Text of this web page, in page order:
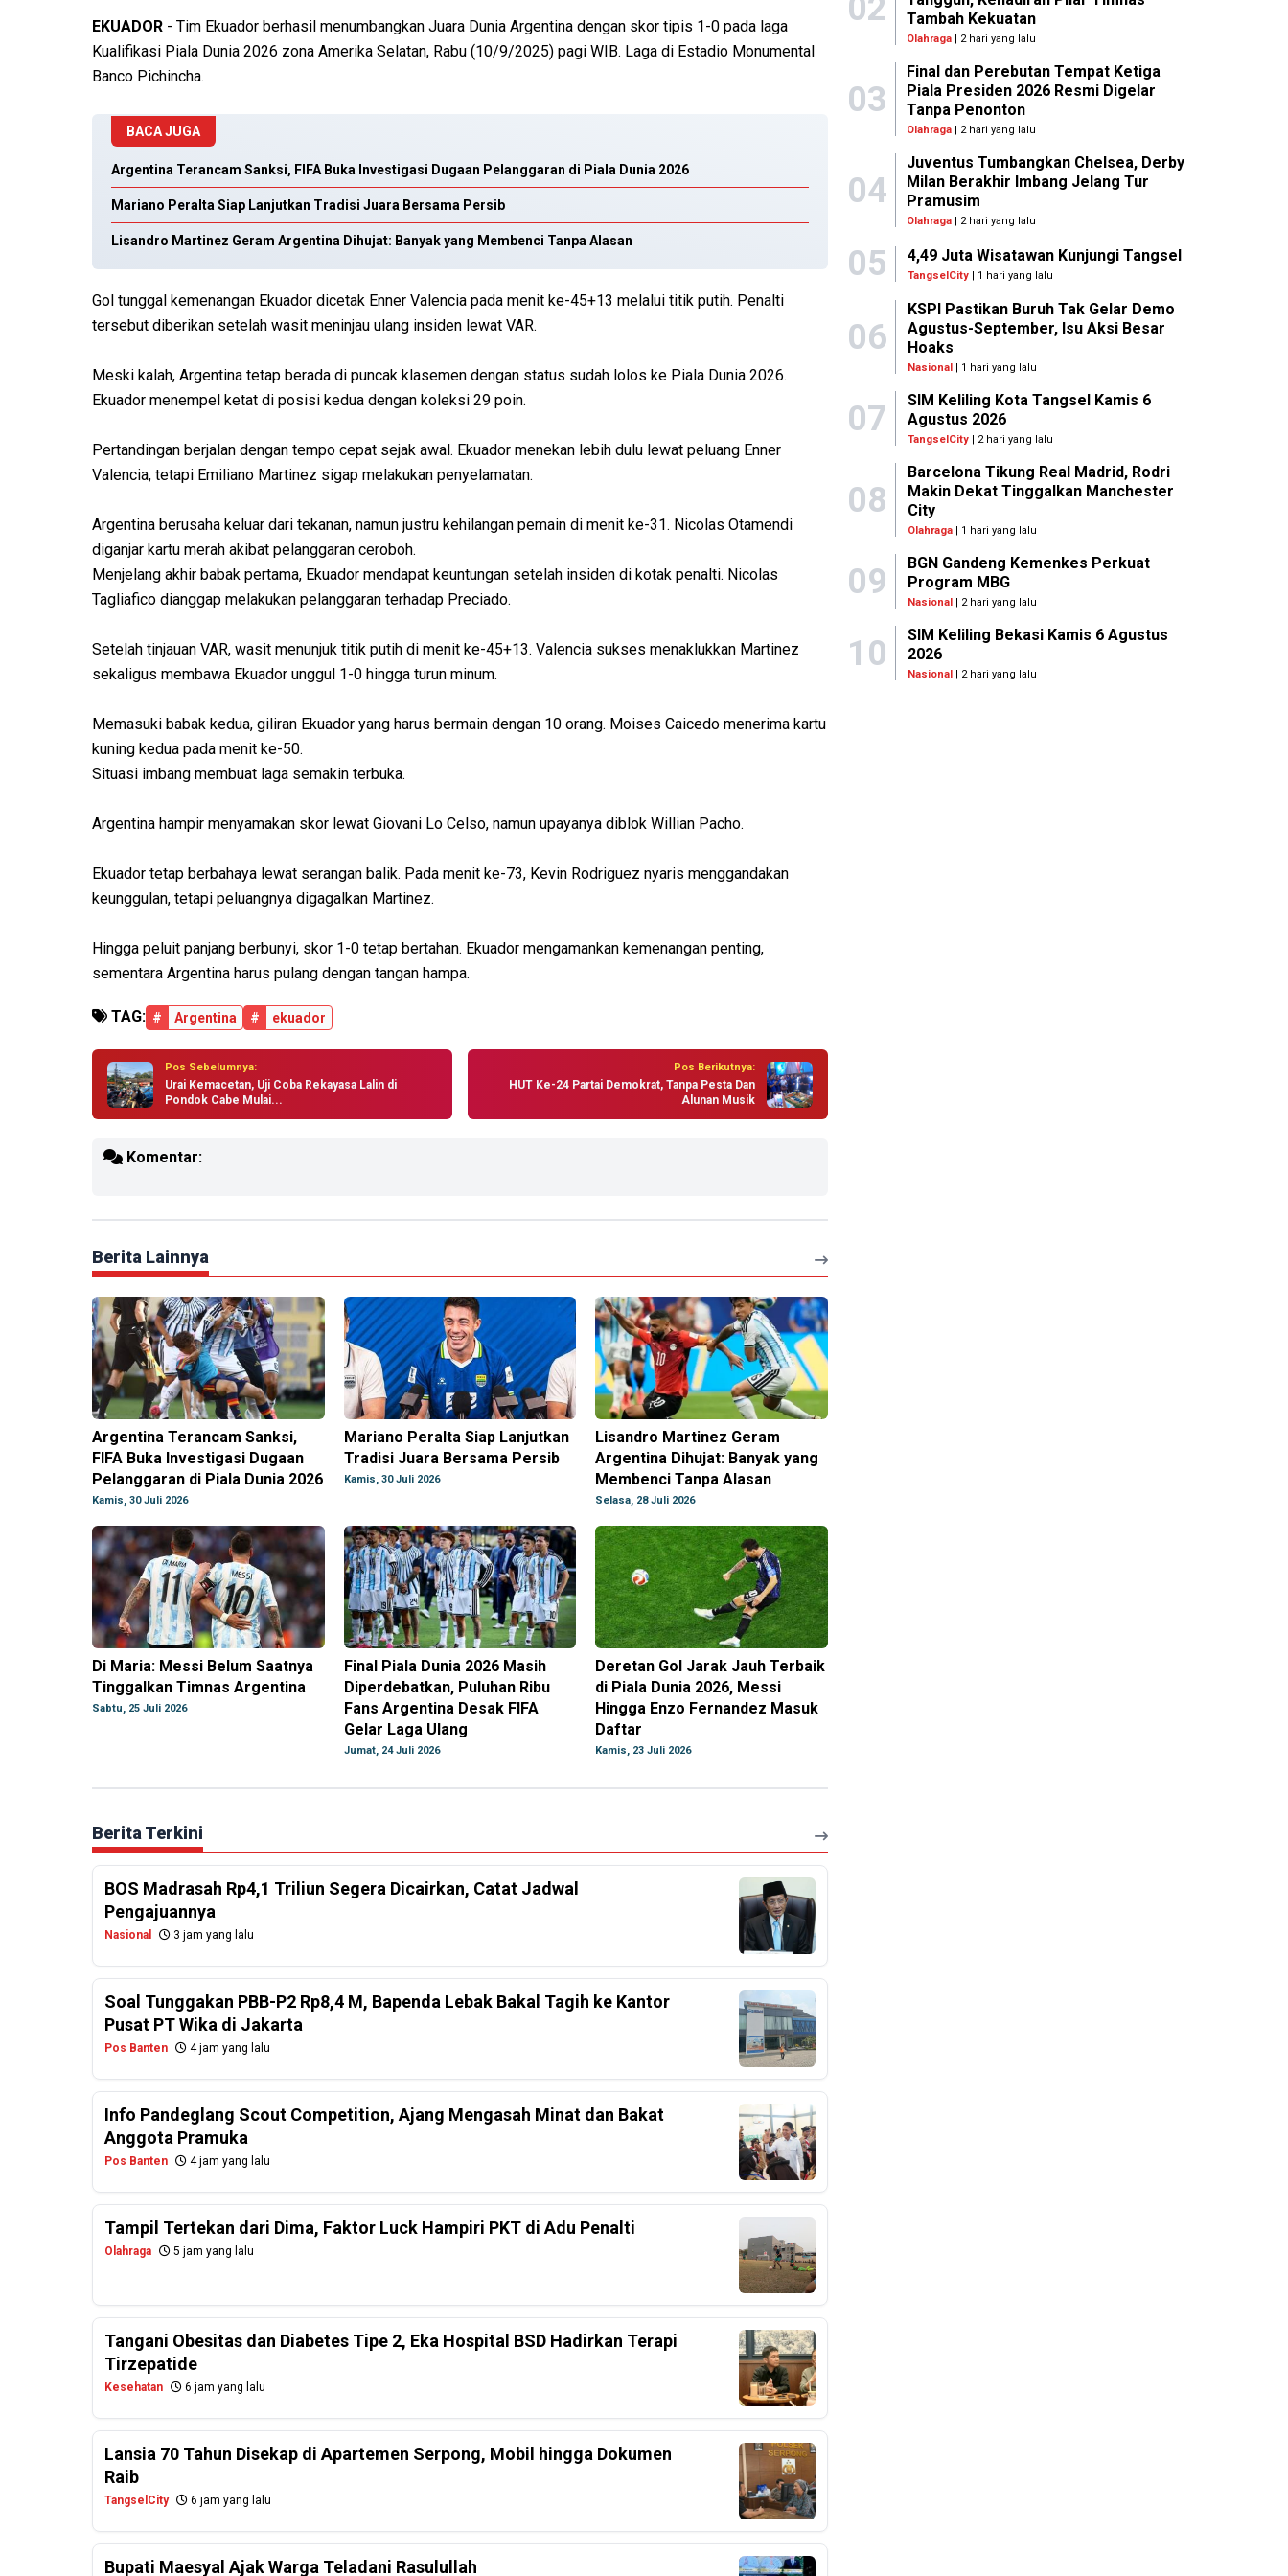
EKUADOR - Tim Ekuador berhasil menumbangkan Juara Dunia Argentina dengan skor tipis 1-0 pada laga
Kualifikasi Piala Dunia 2026 zona Amerika Selatan, Rabu (10/9/2025) pagi WIB. Laga di Estadio Monumental
Banco Pichincha.
BACA JUGA
Argentina Terancam Sanksi, FIFA Buka Investigasi Dugaan Pelanggaran di Piala Dunia 2026
Mariano Peralta Siap Lanjutkan Tradisi Juara Bersama Persib
Lisandro Martinez Geram Argentina Dihujat: Banyak yang Membenci Tanpa Alasan
Gol tunggal kemenangan Ekuador dicetak Enner Valencia pada menit ke-45+13 melalui titik putih. Penalti
tersebut diberikan setelah wasit meninjau ulang insiden lewat VAR.
Meski kalah, Argentina tetap berada di puncak klasemen dengan status sudah lolos ke Piala Dunia 2026.
Ekuador menempel ketat di posisi kedua dengan koleksi 29 poin.
Pertandingan berjalan dengan tempo cepat sejak awal. Ekuador menekan lebih dulu lewat peluang Enner
Valencia, tetapi Emiliano Martinez sigap melakukan penyelamatan.
Argentina berusaha keluar dari tekanan, namun justru kehilangan pemain di menit ke-31. Nicolas Otamendi
diganjar kartu merah akibat pelanggaran ceroboh.
Menjelang akhir babak pertama, Ekuador mendapat keuntungan setelah insiden di kotak penalti. Nicolas
Tagliafico dianggap melakukan pelanggaran terhadap Preciado.
Setelah tinjauan VAR, wasit menunjuk titik putih di menit ke-45+13. Valencia sukses menaklukkan Martinez
sekaligus membawa Ekuador unggul 1-0 hingga turun minum.
Memasuki babak kedua, giliran Ekuador yang harus bermain dengan 10 orang. Moises Caicedo menerima kartu
kuning kedua pada menit ke-50.
Situasi imbang membuat laga semakin terbuka.
Argentina hampir menyamakan skor lewat Giovani Lo Celso, namun upayanya diblok Willian Pacho.
Ekuador tetap berbahaya lewat serangan balik. Pada menit ke-73, Kevin Rodriguez nyaris menggandakan
keunggulan, tetapi peluangnya digagalkan Martinez.
Hingga peluit panjang berbunyi, skor 1-0 tetap bertahan. Ekuador mengamankan kemenangan penting,
sementara Argentina harus pulang dengan tangan hampa.
TAG: # Argentina # ekuador
Pos Sebelumnya:
Urai Kemacetan, Uji Coba Rekayasa Lalin di
Pondok Cabe Mulai...
Pos Berikutnya:
HUT Ke-24 Partai Demokrat, Tanpa Pesta Dan
Alunan Musik
Komentar:
Berita Lainnya
Argentina Terancam Sanksi,
FIFA Buka Investigasi Dugaan
Pelanggaran di Piala Dunia 2026
Kamis, 30 Juli 2026
Mariano Peralta Siap Lanjutkan
Tradisi Juara Bersama Persib
Kamis, 30 Juli 2026
Lisandro Martinez Geram
Argentina Dihujat: Banyak yang
Membenci Tanpa Alasan
Selasa, 28 Juli 2026
Di Maria: Messi Belum Saatnya
Tinggalkan Timnas Argentina
Sabtu, 25 Juli 2026
Final Piala Dunia 2026 Masih
Diperdebatkan, Puluhan Ribu
Fans Argentina Desak FIFA
Gelar Laga Ulang
Jumat, 24 Juli 2026
Deretan Gol Jarak Jauh Terbaik
di Piala Dunia 2026, Messi
Hingga Enzo Fernandez Masuk
Daftar
Kamis, 23 Juli 2026
Berita Terkini
BOS Madrasah Rp4,1 Triliun Segera Dicairkan, Catat Jadwal
Pengajuannya
Nasional 3 jam yang lalu
Soal Tunggakan PBB-P2 Rp8,4 M, Bapenda Lebak Bakal Tagih ke Kantor
Pusat PT Wika di Jakarta
Pos Banten 4 jam yang lalu
Info Pandeglang Scout Competition, Ajang Mengasah Minat dan Bakat
Anggota Pramuka
Pos Banten 4 jam yang lalu
Tampil Tertekan dari Dima, Faktor Luck Hampiri PKT di Adu Penalti
Olahraga 5 jam yang lalu
Tangani Obesitas dan Diabetes Tipe 2, Eka Hospital BSD Hadirkan Terapi
Tirzepatide
Kesehatan 6 jam yang lalu
Lansia 70 Tahun Disekap di Apartemen Serpong, Mobil hingga Dokumen
Raib
TangselCity 6 jam yang lalu
Bupati Maesyal Ajak Warga Teladani Rasulullah
02
Tambah Kekuatan
Olahraga | 2 hari yang lalu
03
Final dan Perebutan Tempat Ketiga
Piala Presiden 2026 Resmi Digelar
Tanpa Penonton
Olahraga | 2 hari yang lalu
04
Juventus Tumbangkan Chelsea, Derby
Milan Berakhir Imbang Jelang Tur
Pramusim
Olahraga | 2 hari yang lalu
05 4,49 Juta Wisatawan Kunjungi Tangsel
TangselCity | 1 hari yang lalu
06
KSPI Pastikan Buruh Tak Gelar Demo
Agustus-September, Isu Aksi Besar
Hoaks
Nasional | 1 hari yang lalu
07
SIM Keliling Kota Tangsel Kamis 6
Agustus 2026
TangselCity| 2 hari yang lalu
08
Barcelona Tikung Real Madrid, Rodri
Makin Dekat Tinggalkan Manchester
City
Olahraga| 1 hari yang lalu
09
BGN Gandeng Kemenkes Perkuat
Program MBG
Nasional | 2 hari yang lalu
10
SIM Keliling Bekasi Kamis 6 Agustus
2026
Nasional | 2 hari yang lalu